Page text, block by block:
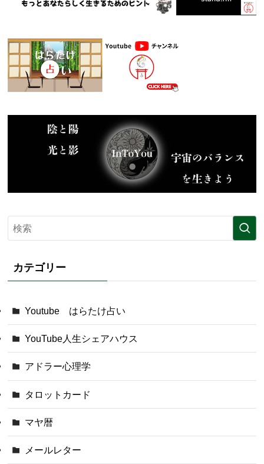
カテゴリー
Youtube はらたけ占い
YouTube人生シェアハウス
アドラー心理学
タロットカード
マヤ暦
メールレター